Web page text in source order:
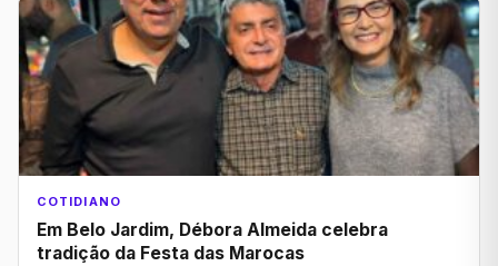
COTIDIANO
Em Belo Jardim, Débora Almeida celebra
tradição da Festa das Marocas